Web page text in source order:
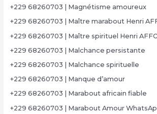
+229 68260703 | Magnétisme amoureux
+229 68260703 | Maître marabout Henri
+229 68260703 | Maître spirituel Henri
+229 68260703 | Malchance persistante
+229 68260703 | Malchance spirituelle
+229 68260703 | Manque d’amour
+229 68260703 | Marabout africain fiable
+229 68260703 | Marabout Amour